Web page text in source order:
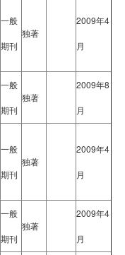
一般
期刊
独著
2009年4
月
一般
期刊
独著
2009年8
月
一般
期刊
独著
2009年4
月
一般
期刊
独著
2009年4
月